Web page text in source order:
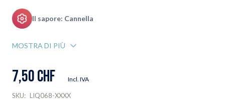
Il sapore: Cannella
MOSTRA DI PIÙ
7,50 CHF Incl. IVA
SKU: LIQ068-XXXX